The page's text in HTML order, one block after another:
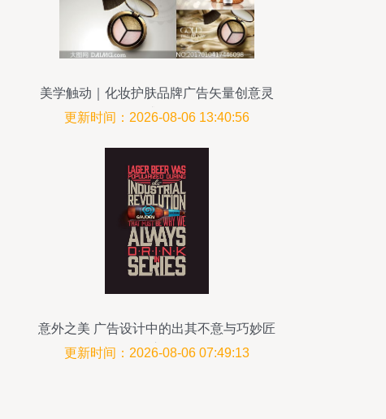
美学触动｜化妆护肤品牌广告矢量创意灵
感集
更新时间：2026-08-06 13:40:56
意外之美 广告设计中的出其不意与巧妙匠
心
更新时间：2026-08-06 07:49:13